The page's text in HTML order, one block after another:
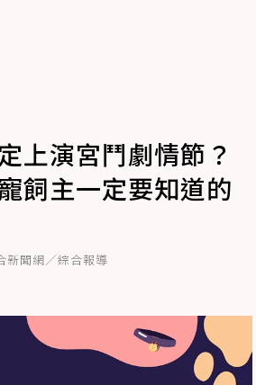
上演宮鬥劇情節？
飼主一定要知道的
新聞網／綜合報導